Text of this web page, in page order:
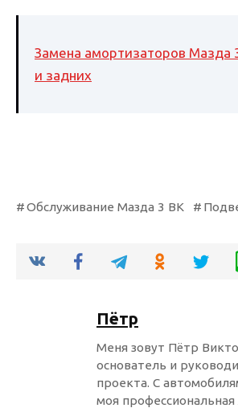
Замена амортизаторов Мазда
и задних
Обслуживание Мазда 3 BK
Пётр
Меня зовут Пётр
основатель и
проекта. С
моя профессиональная